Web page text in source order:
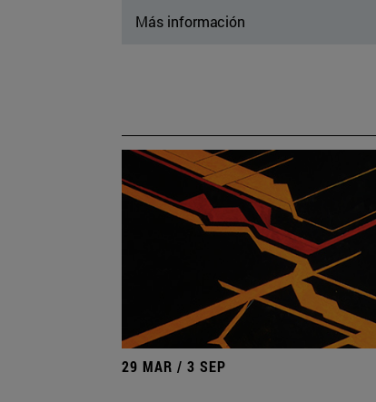
Más información
29 MAR / 3 SEP